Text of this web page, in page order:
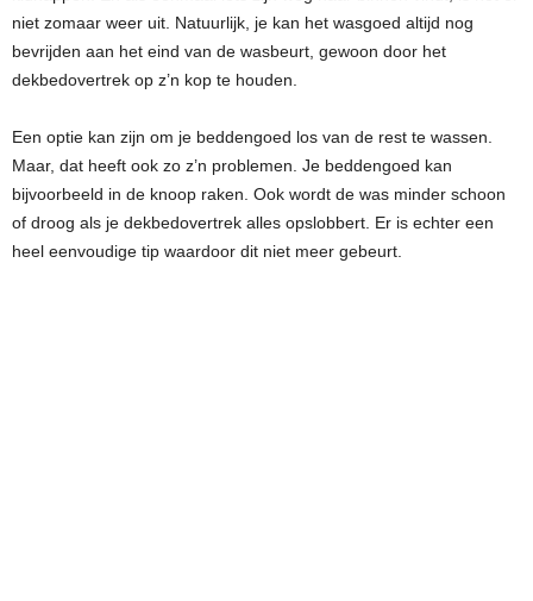
niet zomaar weer uit. Natuurlijk, je kan het wasgoed altijd nog
bevrijden aan het eind van de wasbeurt, gewoon door het
dekbedovertrek op z’n kop te houden.
Een optie kan zijn om je beddengoed los van de rest te wassen.
Maar, dat heeft ook zo z’n problemen. Je beddengoed kan
bijvoorbeeld in de knoop raken. Ook wordt de was minder schoon
of droog als je dekbedovertrek alles opslobbert. Er is echter een
heel eenvoudige tip waardoor dit niet meer gebeurt.